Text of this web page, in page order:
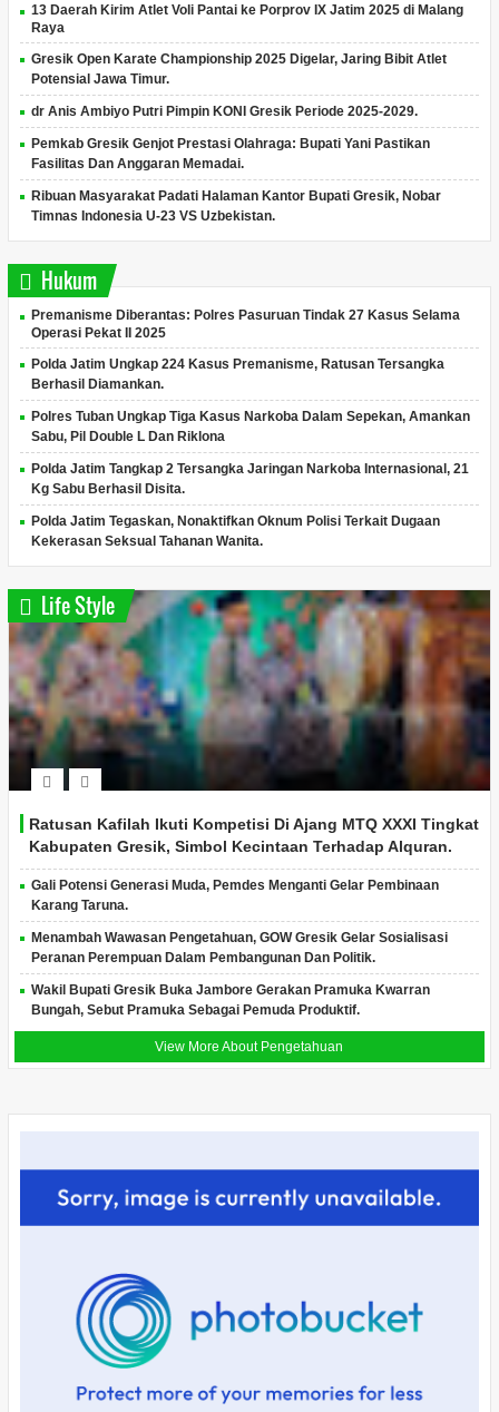
13 Daerah Kirim Atlet Voli Pantai ke Porprov IX Jatim 2025 di Malang
Raya
Gresik Open Karate Championship 2025 Digelar, Jaring Bibit Atlet
Potensial Jawa Timur.
dr Anis Ambiyo Putri Pimpin KONI Gresik Periode 2025-2029.
Pemkab Gresik Genjot Prestasi Olahraga: Bupati Yani Pastikan
Fasilitas Dan Anggaran Memadai.
Ribuan Masyarakat Padati Halaman Kantor Bupati Gresik, Nobar
Timnas Indonesia U-23 VS Uzbekistan.
Hukum
Premanisme Diberantas: Polres Pasuruan Tindak 27 Kasus Selama
Operasi Pekat II 2025
Polda Jatim Ungkap 224 Kasus Premanisme, Ratusan Tersangka
Berhasil Diamankan.
Polres Tuban Ungkap Tiga Kasus Narkoba Dalam Sepekan, Amankan
Sabu, Pil Double L Dan Riklona
Polda Jatim Tangkap 2 Tersangka Jaringan Narkoba Internasional, 21
Kg Sabu Berhasil Disita.
Polda Jatim Tegaskan, Nonaktifkan Oknum Polisi Terkait Dugaan
Kekerasan Seksual Tahanan Wanita.
Life Style
Ratusan Kafilah Ikuti Kompetisi Di Ajang MTQ XXXI Tingkat
Kabupaten Gresik, Simbol Kecintaan Terhadap Alquran.
Gali Potensi Generasi Muda, Pemdes Menganti Gelar Pembinaan
Karang Taruna.
Menambah Wawasan Pengetahuan, GOW Gresik Gelar Sosialisasi
Peranan Perempuan Dalam Pembangunan Dan Politik.
Wakil Bupati Gresik Buka Jambore Gerakan Pramuka Kwarran
Bungah, Sebut Pramuka Sebagai Pemuda Produktif.
View More About Pengetahuan